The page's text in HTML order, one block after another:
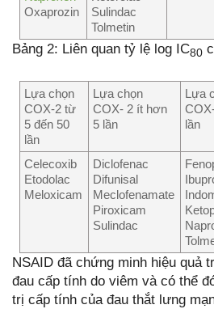
Oxaprozin
Sulindac
Tolmetin
Bảng 2: Liên quan tỷ lệ log IC80
Lựa chọn
COX-2 từ
5 đến 50
lần
Lựa chọn
COX- 2 ít hơn
5 lần
Lựa
lần
Celecoxib
Etodolac
Meloxicam
Diclofenac
Difunisal
Meclofenamate
Piroxicam
Sulindac
NSAID đã chứng minh hiệu quả
đau cấp tính do viêm và có thể
trị cấp tính của đau thắt lưng